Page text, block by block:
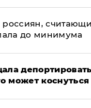
россиян,
до минимума
может коснуться